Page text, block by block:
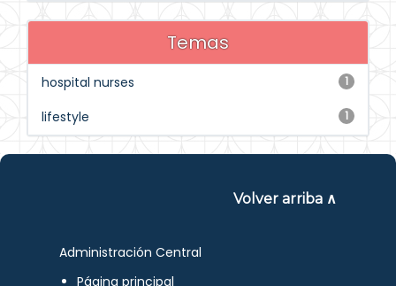
Temas
1
hospital nurses
1
lifestyle
Volver arriba ∧
Administración Central
Página principal